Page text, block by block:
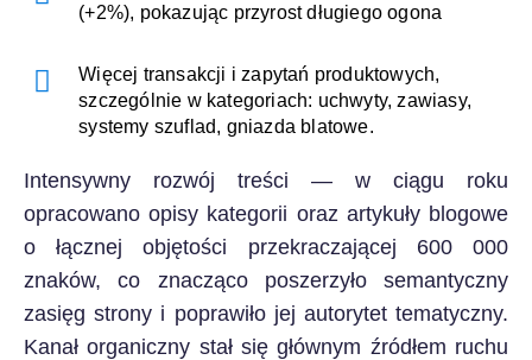
(+2%), pokazując przyrost długiego ogona
Więcej transakcji i zapytań produktowych,
szczególnie w kategoriach: uchwyty, zawiasy,
systemy szuflad, gniazda blatowe.
Intensywny rozwój treści — w ciągu roku
opracowano opisy kategorii oraz artykuły blogowe
o łącznej objętości przekraczającej 600 000
znaków, co znacząco poszerzyło semantyczny
zasięg strony i poprawiło jej autorytet tematyczny.
Kanał organiczny stał się głównym źródłem ruchu